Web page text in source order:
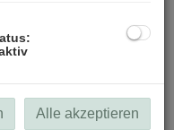
Alle akzeptieren